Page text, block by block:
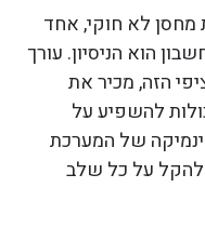
מחסן לא חוקי, אחד
הוא הניסיון. עורך
הזה, מכיר את
להשפיע על
של המערכת
על כל שלב